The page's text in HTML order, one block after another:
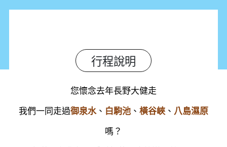
行程說明
您懷念去年長野大健走
我們一同走過御泉水、 白駒池 、 橫谷峽 、 八島濕原
嗎？